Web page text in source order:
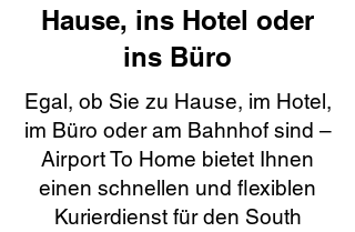
Hause, ins Hotel oder
ins Büro
Egal, ob Sie zu Hause, im Hotel,
im Büro oder am Bahnhof sind –
Airport To Home bietet Ihnen
einen schnellen und flexiblen
Kurierdienst für den South